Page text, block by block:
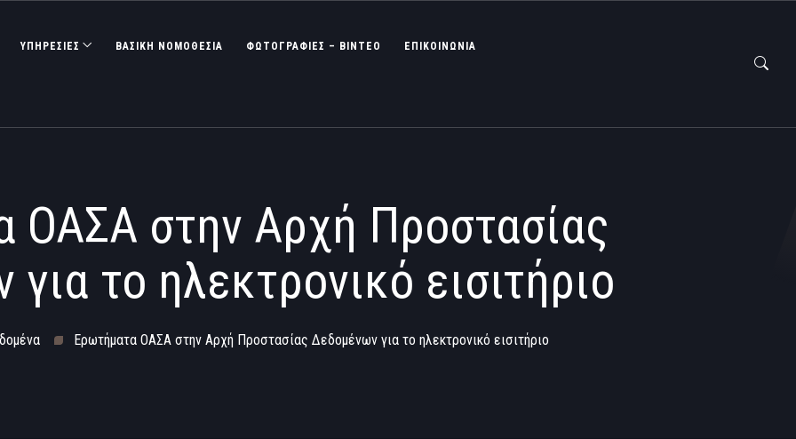
ΥΠΗΡΕΣΙΕΣ ΒΑΣΙΚΉ ΝΟΜΟΘΕΣΊΑ ΦΩΤΟΓΡΑΦΊΕΣ – ΒΊΝΤΕΟ ΕΠΙΚΟΙΝΩΝΙΑ
ΟΑΣΑ στην Αρχή Προστασίας
το ηλεκτρονικό εισιτήριο
Ερωτήματα ΟΑΣΑ στην Αρχή Προστασίας Δεδομένων για το ηλεκτρονικό εισιτήριο